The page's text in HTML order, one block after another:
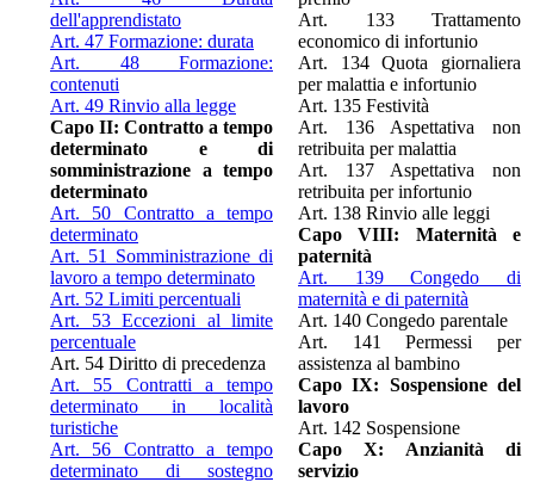
dell'apprendistato
Art. 47 Formazione: durata
Art. 48 Formazione:
contenuti
Art. 49 Rinvio alla legge
Capo II: Contratto a tempo
determinato e di
somministrazione a tempo
determinato
Art. 50 Contratto a tempo
determinato
Art. 51 Somministrazione di
lavoro a tempo determinato
Art. 52 Limiti percentuali
Art. 53 Eccezioni al limite
percentuale
Art. 54 Diritto di precedenza
Art. 55 Contratti a tempo
determinato in località
turistiche
Art. 56 Contratto a tempo
determinato di sostegno
Art. 133 Trattamento
economico di infortunio
Art. 134 Quota giornaliera
per malattia e infortunio
Art. 135 Festività
Art. 136 Aspettativa non
retribuita per malattia
Art. 137 Aspettativa non
retribuita per infortunio
Art. 138 Rinvio alle leggi
Capo VIII: Maternità e
paternità
Art. 139 Congedo di
maternità e di paternità
Art. 140 Congedo parentale
Art. 141 Permessi per
assistenza al bambino
Capo IX: Sospensione del
lavoro
Art. 142 Sospensione
Capo X: Anzianità di
servizio